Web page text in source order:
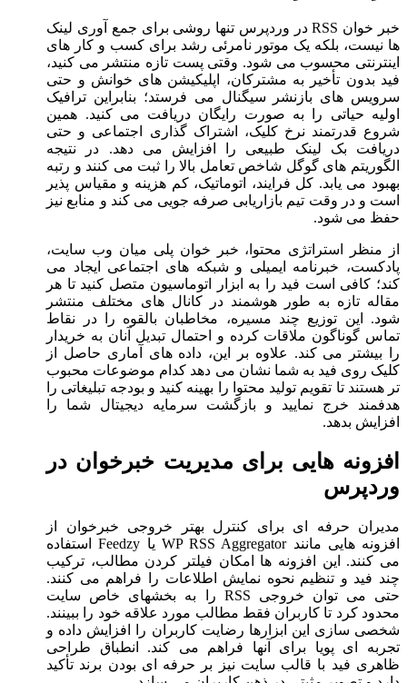
خبر خوان RSS در وردپرس تنها روشی برای جمع ‌آوری لینک‌
ها نیست، بلکه یک موتور نامرئی رشد برای کسب ‌و کار های
اینترنتی محسوب می‌ شود. وقتی پست تازه منتشر می‌ کنید،
فید بدون تأخیر به مشترکان، اپلیکیشن ‌های خوانش و حتی
سرویس‌ های بازنشر سیگنال می ‌فرستد؛ بنابراین ترافیک
اولیه حیاتی را به ‌صورت رایگان دریافت می ‌کنید. همین
شروع قدرتمند نرخ کلیک، اشتراک‌ گذاری اجتماعی و حتی
دریافت بک‌ لینک طبیعی را افزایش می ‌دهد. در نتیجه
الگوریتم‌ های گوگل شاخص تعامل بالا را ثبت می‌ کنند و رتبه
بهبود می‌ یابد. کل فرایند، اتوماتیک، کم ‌هزینه و مقیاس‌ پذیر
است و در وقت تیم بازاریابی صرفه ‌جویی می ‌کند و منابع نیز
حفظ می‌ شود.
از منظر استراتژی محتوا، خبر خوان پلی میان وب‌ سایت،
پادکست، خبرنامه ایمیلی و شبکه ‌های اجتماعی ایجاد می‌
کند؛ کافی است فید را به ابزار اتوماسیون متصل کنید تا هر
مقاله تازه به ‌طور هوشمند در کانال ‌های مختلف منتشر
شود. این توزیع چند مسیره، مخاطبان بالقوه را در نقاط
تماس گوناگون ملاقات کرده و احتمال تبدیل آنان به خریدار
را بیشتر می‌ کند. علاوه ‌بر‌ این، داده‌ های آماری حاصل از
کلیک روی فید به شما نشان می ‌دهد کدام موضوعات محبوب
‌تر هستند تا تقویم تولید محتوا را بهینه کنید و بودجه تبلیغاتی را
هدفمند خرج نمایید و بازگشت سرمایه دیجیتال شما را
افزایش بدهد.
افزونه هایی برای مدیریت خبرخوان در
وردپرس
مدیران حرفه ای برای کنترل بهتر خروجی خبرخوان از
افزونه هایی مانند WP RSS Aggregator یا Feedzy استفاده
می کنند. این افزونه ها امکان فیلتر کردن مطالب، ترکیب
چند فید و تنظیم نحوه نمایش اطلاعات را فراهم می کنند.
حتی می توان خروجی RSS را به بخشهای خاص سایت
محدود کرد تا کاربران فقط مطالب مورد علاقه خود را ببینند.
شخصی سازی این ابزارها رضایت کاربران را افزایش داده و
تجربه ای پویا برای آنها فراهم می کند. انطباق طراحی
ظاهری فید با قالب سایت نیز بر حرفه ای بودن برند تأکید